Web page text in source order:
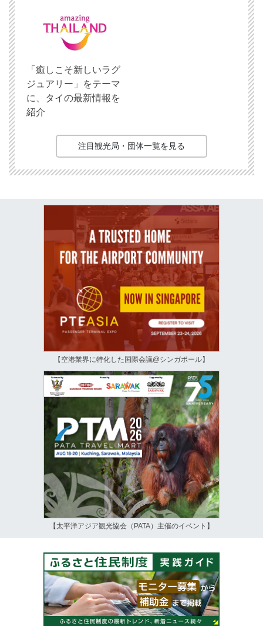
「癒しこそ新しいラグ
ジュアリー」をテーマ
に、タイの最新情報を
紹介
注目観光局・団体一覧を見る
【空港業界に特化した国際会議@シンガポール】
【太平洋アジア観光協会（PATA）主催のイベント】